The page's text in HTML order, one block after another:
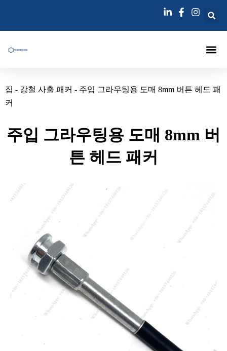
츠
뛰
기
집 - 강철 사출 패커 - 주입 그라우팅용 도매 8mm 버튼 헤드 패
커
주입 그라우팅용 도매 8mm 버
튼 헤드 패커